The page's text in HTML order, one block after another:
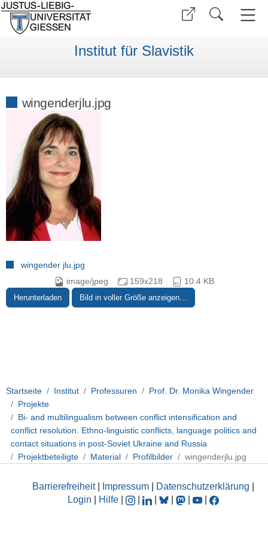
Institut für Slavistik
wingenderjlu.jpg
wingender jlu.jpg
image/jpeg
159x218 10.4 KB
Herunterladen Bild in voller Größe anzeigen…
Startseite Institut Professuren
Prof. Dr. Monika Wingender
Projekte
Bi- and multilingualism between conflict intensification and
conflict resolution. Ethno-linguistic conflicts, language politics and
contact situations in post-Soviet Ukraine and Russia
Projektbeteiligte
Material Profilbilder wingenderjlu.jpg
Barrierefreiheit| Impressum Datenschutzerklärung
Login
Hilfe